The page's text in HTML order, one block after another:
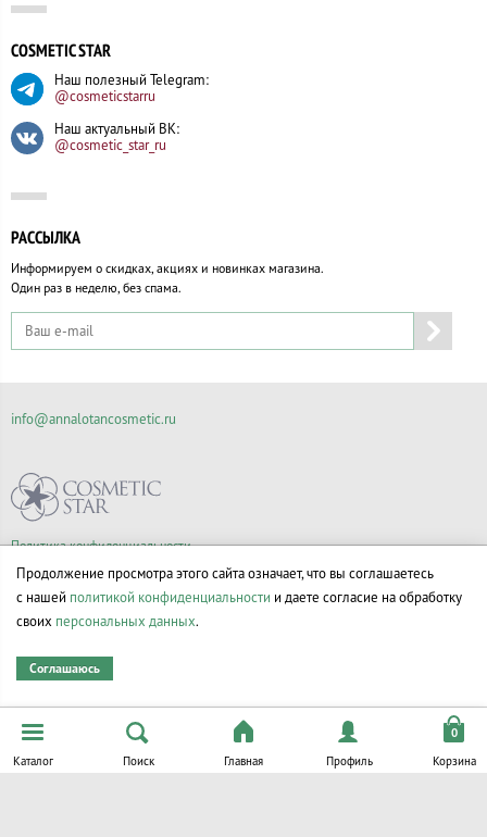
COSMETIC STAR
Наш полезный Telegram:
@cosmeticstarru
Наш актуальный ВК:
@cosmetic_star_ru
РАССЫЛКА
Информируем о скидках, акциях и новинках магазина.
Один раз в неделю, без спама.
Политика конфиденциальности
Правила продажи товаров
Согласие на обработку персональных данных
info@annalotancosmetic.ru
© Все права на товарные знаки принадлежат их законным владельцам.
Каталог Поиск Главная Профиль Корзина
Продолжение просмотра этого сайта означает, что вы соглашаетесь
с нашей политикой конфиденциальности и даете согласие на обработку
своих персональных данных.
Соглашаюсь